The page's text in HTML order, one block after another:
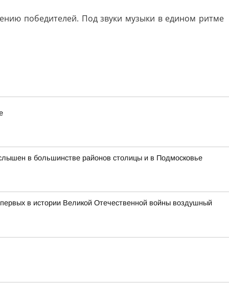
победителей. Под звуки музыки в едином ритме
в большинстве районов столицы и в Подмосковье
в истории Великой Отечественной войны воздушный